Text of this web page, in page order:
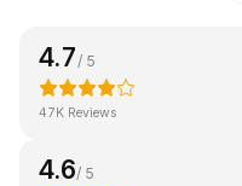
4.7 / 5
47K Reviews
4.6/ 5